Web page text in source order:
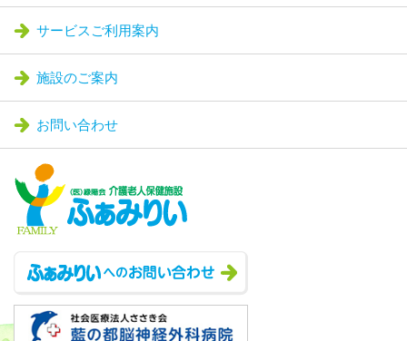
サービスご利用案内
施設のご案内
お問い合わせ